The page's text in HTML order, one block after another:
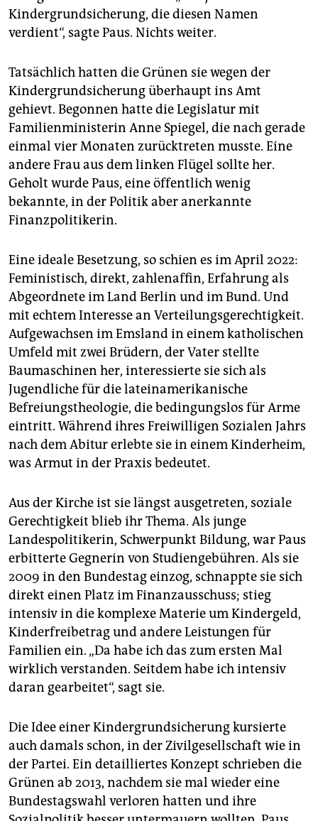
Kindergrundsicherung, die diesen Namen
verdient“, sagte Paus. Nichts weiter.
Tatsächlich hatten die Grünen sie wegen der
Kindergrundsicherung überhaupt ins Amt
gehievt. Begonnen hatte die Legislatur mit
Familienministerin Anne Spiegel, die nach gerade
einmal vier Monaten zurücktreten musste. Eine
andere Frau aus dem linken Flügel sollte her.
Geholt wurde Paus, eine öffentlich wenig
bekannte, in der Politik aber anerkannte
Finanzpolitikerin.
Eine ideale Besetzung, so schien es im April 2022:
Feministisch, direkt, zahlenaffin, Erfahrung als
Abgeordnete im Land Berlin und im Bund. Und
mit echtem Interesse an Verteilungsgerechtigkeit.
Aufgewachsen im Emsland in einem katholischen
Umfeld mit zwei Brüdern, der Vater stellte
Baumaschinen her, interessierte sie sich als
Jugendliche für die lateinamerikanische
Befreiungstheologie, die bedingungslos für Arme
eintritt. Während ihres Freiwilligen Sozialen Jahrs
nach dem Abitur erlebte sie in einem Kinderheim,
was Armut in der Praxis bedeutet.
Aus der Kirche ist sie längst ausgetreten, soziale
Gerechtigkeit blieb ihr Thema. Als junge
Landespolitikerin, Schwerpunkt Bildung, war Paus
erbitterte Gegnerin von Studiengebühren. Als sie
2009 in den Bundestag einzog, schnappte sie sich
direkt einen Platz im Finanzausschuss; stieg
intensiv in die komplexe Materie um Kindergeld,
Kinderfreibetrag und andere Leistungen für
Familien ein. „Da habe ich das zum ersten Mal
wirklich verstanden. Seitdem habe ich intensiv
daran gearbeitet“, sagt sie.
Die Idee einer Kindergrundsicherung kursierte
auch damals schon, in der Zivilgesellschaft wie in
der Partei. Ein detailliertes Konzept schrieben die
Grünen ab 2013, nachdem sie mal wieder eine
Bundestagswahl verloren hatten und ihre